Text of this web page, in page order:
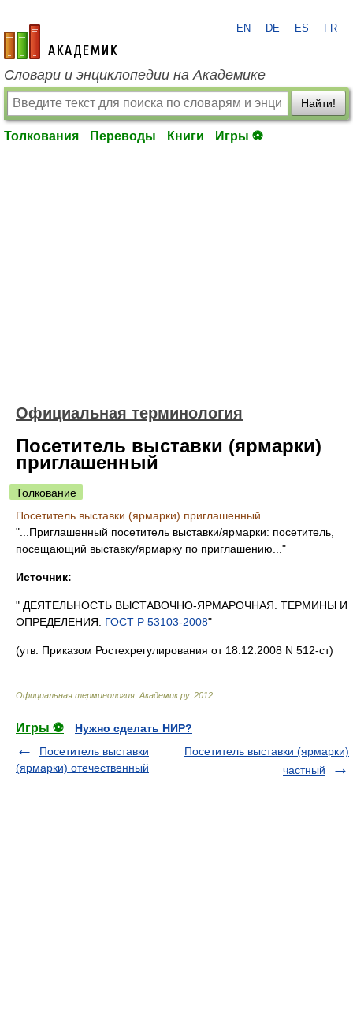
academic.ru
EN DE ES FR
Словари и энциклопедии на Академике
Найти!
Толкования Переводы Книги Игры ⚽
Официальная терминология
Посетитель выставки (ярмарки)
приглашенный
Толкование
Посетитель выставки (ярмарки) приглашенный
"...Приглашенный посетитель выставки/ярмарки: посетитель,
посещающий выставку/ярмарку по приглашению..."
Источник:
" ДЕЯТЕЛЬНОСТЬ ВЫСТАВОЧНО-ЯРМАРОЧНАЯ. ТЕРМИНЫ И
ОПРЕДЕЛЕНИЯ. ГОСТ Р 53103-2008"
(утв. Приказом Ростехрегулирования от 18.12.2008 N 512-ст)
Официальная терминология Академик.ру. 2012
Игры ⚽
Нужно сделать НИР?
Посетитель выставки
(ярмарки) отечественный
Посетитель выставки (ярмарки)
частный